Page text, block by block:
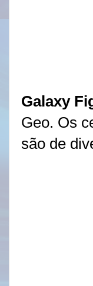
Galaxy
Geo. Os
são de